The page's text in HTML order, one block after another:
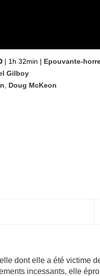
| 1h 32min | Epouvante-
Gilboy
Doug McKeon
dont elle a été victime
incessants, elle